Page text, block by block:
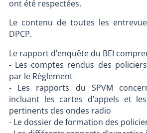
ont été respectées.
Le contenu de toutes les
DPCP.
Le rapport d’enquête du BEI
- Les comptes rendus des
par le Règlement
- Les rapports du SPVM
incluant les cartes d’appels et
pertinents des ondes radio
- Le dossier de formation des